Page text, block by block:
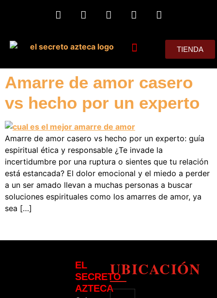
TIENDA
Amarre de amor casero
vs hecho por un experto
Amarre de amor casero vs hecho por un experto: guía
espiritual ética y responsable ¿Te invade la
incertidumbre por una ruptura o sientes que tu relación
está estancada? El dolor emocional y el miedo a perder
a un ser amado llevan a muchas personas a buscar
soluciones espirituales como los amarres de amor, ya
sea […]
EL
SECRETO
AZTECA
UBICACIÓN